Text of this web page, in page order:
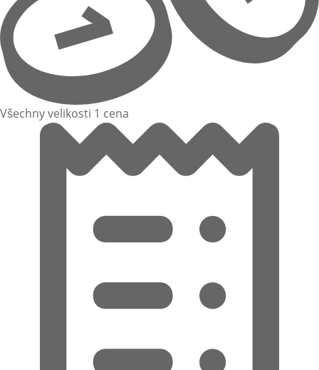
Všechny velikosti 1 cena